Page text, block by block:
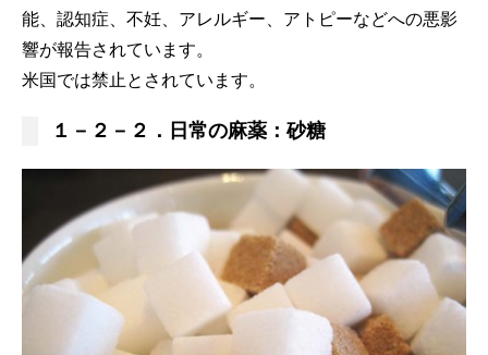
能、認知症、不妊、アレルギー、アトピーなどへの悪影
響が報告されています。
米国では禁止とされています。
１－２－２．日常の麻薬：砂糖